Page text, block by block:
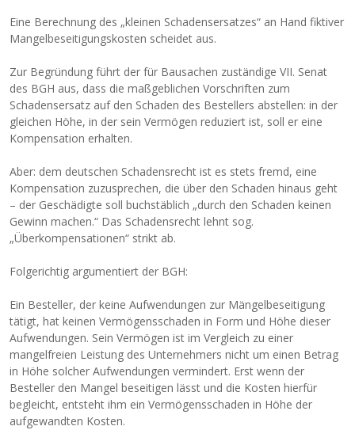
Eine Berechnung des „kleinen Schadensersatzes“ an Hand fiktiver
Mangelbeseitigungskosten scheidet aus.
Zur Begründung führt der für Bausachen zuständige VII. Senat
des BGH aus, dass die maßgeblichen Vorschriften zum
Schadensersatz auf den Schaden des Bestellers abstellen: in der
gleichen Höhe, in der sein Vermögen reduziert ist, soll er eine
Kompensation erhalten.
Aber: dem deutschen Schadensrecht ist es stets fremd, eine
Kompensation zuzusprechen, die über den Schaden hinaus geht
– der Geschädigte soll buchstäblich „durch den Schaden keinen
Gewinn machen.“ Das Schadensrecht lehnt sog.
„Überkompensationen“ strikt ab.
Folgerichtig argumentiert der BGH:
Ein Besteller, der keine Aufwendungen zur Mängelbeseitigung
tätigt, hat keinen Vermögensschaden in Form und Höhe dieser
Aufwendungen. Sein Vermögen ist im Vergleich zu einer
mangelfreien Leistung des Unternehmers nicht um einen Betrag
in Höhe solcher Aufwendungen vermindert. Erst wenn der
Besteller den Mangel beseitigen lässt und die Kosten hierfür
begleicht, entsteht ihm ein Vermögensschaden in Höhe der
aufgewandten Kosten.